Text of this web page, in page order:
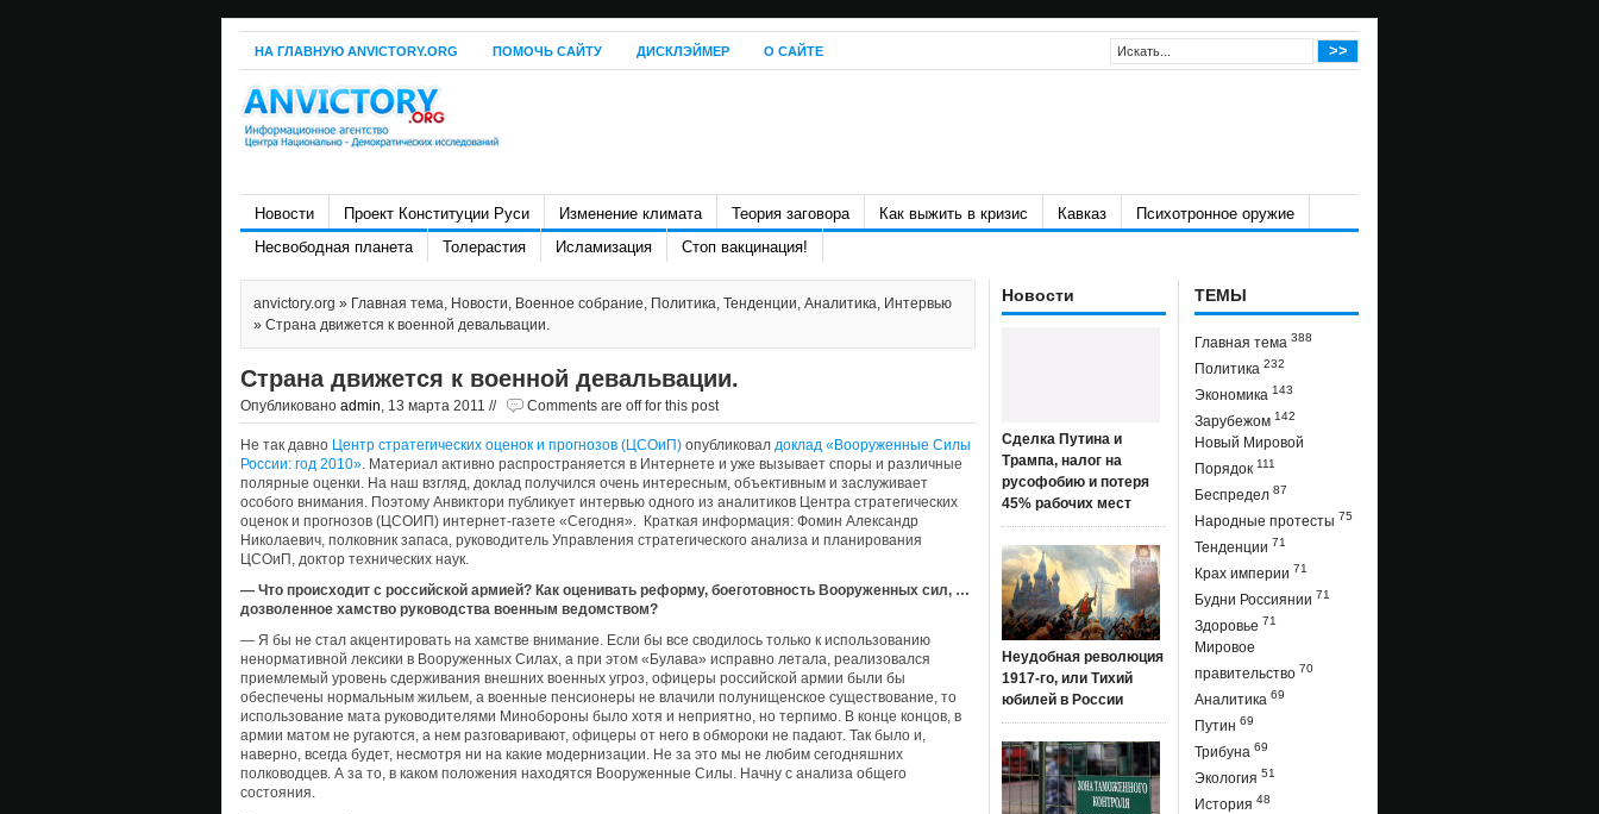
НА ГЛАВНУЮ ANVICTORY.ORG ПОМОЧЬ САЙТУ ДИСКЛЭЙМЕР О САЙТЕ
Новости Проект Конституции Руси Изменение климата Теория заговора Как выжить в кризис Кавказ
Психотронное оружие
Несвободная планета
Толерастия Исламизация Стоп вакцинация!
anvictory.org » Главная тема, Новости, Военное собрание, Политика, Тенденции, Аналитика, Интервью
» Страна движется к военной девальвации.
Страна движется к военной девальвации.
Опубликовано admin, 13 марта 2011 // Comments are off for this post
Не так давно Центр стратегических оценок и прогнозов (ЦСОиП) опубликовал доклад «Вооруженные Силы
России: год 2010». Материал активно распространяется в Интернете и уже вызывает споры и различные
полярные оценки. На наш взгляд, доклад получился очень интересным, объективным и заслуживает
особого внимания. Поэтому Анвиктори публикует интервью одного из аналитиков Центра стратегических
оценок и прогнозов (ЦСОИП) интернет-газете «Сегодня». Краткая информация: Фомин Александр
Николаевич, полковник запаса, руководитель Управления стратегического анализа и планирования
ЦСОиП, доктор технических наук.
— Что происходит с российской армией? Как оценивать реформу, боеготовность Вооруженных сил, …
дозволенное хамство руководства военным ведомством?
— Я бы не стал акцентировать на хамстве внимание. Если бы все сводилось только к использованию
ненормативной лексики в Вооруженных Силах, а при этом «Булава» исправно летала, реализовался
приемлемый уровень сдерживания внешних военных угроз, офицеры российской армии были бы
обеспечены нормальным жильем, а военные пенсионеры не влачили полунищенское существование, то
использование мата руководителями Минобороны было хотя и неприятно, но терпимо. В конце концов, в
армии матом не ругаются, а нем разговаривают, офицеры от него в обмороки не падают. Так было и,
наверно, всегда будет, несмотря ни на какие модернизации. Не за это мы не любим сегодняшних
полководцев. А за то, в каком положения находятся Вооруженные Силы. Начну с анализа общего
состояния.
Новости
Сделка Путина и
Трампа, налог на
русофобию и потеря
45% рабочих мест
Неудобная революция
1917-го, или Тихий
юбилей в России
ТЕМЫ
Главная тема 388
Политика 232
Экономика 143
Зарубежом 142
Новый Мировой
Порядок 111
Беспредел 87
Народные протесты 75
Тенденции 71
Крах империи 71
Будни Россиянии 71
Здоровье 71
Мировое
правительство 70
Аналитика 69
Путин 69
Трибуна 69
Экология 51
История 48